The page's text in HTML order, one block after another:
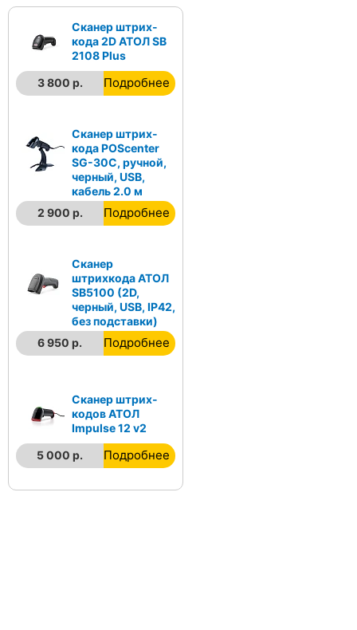
Сканер штрих-
кода 2D АТОЛ SB
2108 Plus
3 800 р.
Подробнее
Сканер штрих-
кода POScenter
SG-30C, ручной,
черный, USB,
кабель 2.0 м
2 900 р.
Подробнее
Сканер
штрихкода АТОЛ
SB5100 (2D,
черный, USB, IP42,
без подставки)
6 950 р.
Подробнее
Сканер штрих-
кодов АТОЛ
Impulse 12 v2
5 000 р.
Подробнее